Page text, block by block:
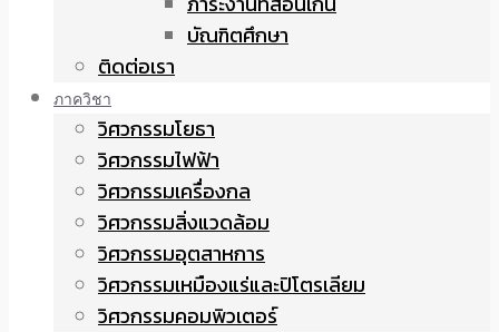
บัณฑิตศึกษา
ติดต่อเรา
ภาควิชา
วิศวกรรมโยธา
วิศวกรรมไฟฟ้า
วิศวกรรมเครื่องกล
วิศวกรรมสิ่งแวดล้อม
วิศวกรรมอุตสาหการ
วิศวกรรมเหมืองแร่และปิโตรเลียม
วิศวกรรมคอมพิวเตอร์